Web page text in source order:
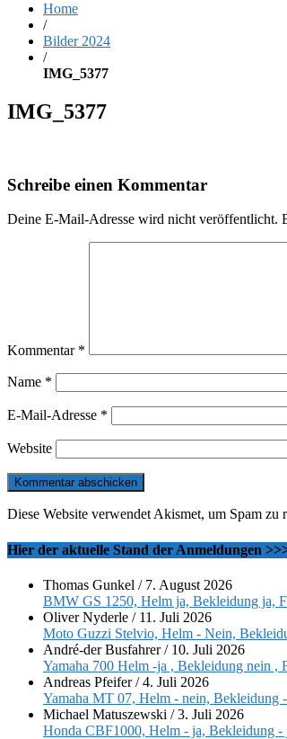
Home
/
Bilder 2024
/
IMG_5377
IMG_5377
Schreibe einen Kommentar
Deine E-Mail-Adresse wird nicht veröffentlicht.
Kommentar *
Name *
E-Mail-Adresse *
Website
Diese Website verwendet Akismet, um Spam zu
Hier der aktuelle Stand der Anmeldungen
Thomas Gunkel / 7. August 2026
BMW GS 1250, Helm ja, Bekleidung ja,
Oliver Nyderle / 11. Juli 2026
Moto Guzzi Stelvio, Helm - Nein,
André-der Busfahrer/ 10. Juli 2026
Yamaha 700 Helm -ja , Bekleidung nein ,
Andreas Pfeifer/4. Juli 2026
Yamaha MT 07, Helm - nein, Bekleidung
Michael Matuszewski /3. Juli 2026
Honda CBF1000, Helm - ja, Bekleidung -